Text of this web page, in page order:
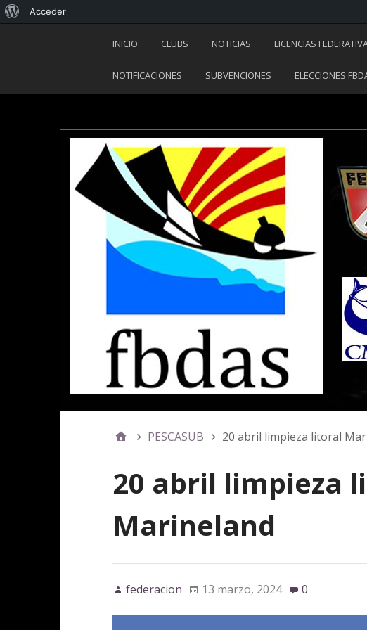
INICIO CLUBS NOTICIAS LICENCIAS
NOTIFICACIONES SUBVENCIONES ELECCIONES
PESCASUB 20 abril limpieza litoral
20 abril limpieza
Marineland
federacion 13 marzo, 2024 0
Acceder